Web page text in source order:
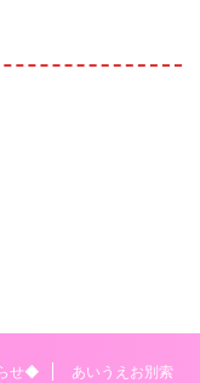
せ◆
あいうえお別索